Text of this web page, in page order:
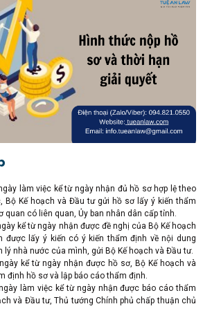
làm việc kể từ ngày nhận đủ hồ sơ hợp lệ theo
Bộ Kế hoạch và Đầu tư gửi hồ sơ lấy ý kiến thẩm
quan có liên quan, Ủy ban nhân dân cấp tỉnh.
kể từ ngày nhận được đề nghị của Bộ Kế hoạch
được lấy ý kiến có ý kiến thẩm định về nội dung
lý nhà nước của mình, gửi Bộ Kế hoạch và Đầu tư.
kể từ ngày nhận được hồ sơ, Bộ Kế hoạch và
định hồ sơ và lập báo cáo thẩm định.
làm việc kể từ ngày nhận được báo cáo thẩm
và Đầu tư, Thủ tướng Chính phủ chấp thuận chủ